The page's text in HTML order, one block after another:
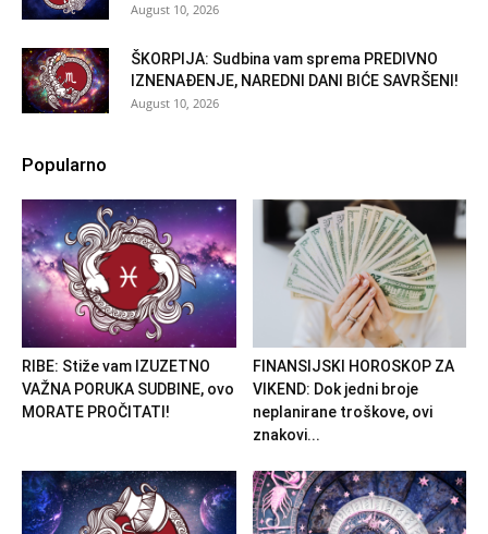
August 10, 2026
ŠKORPIJA: Sudbina vam sprema PREDIVNO
IZNENAĐENJE, NAREDNI DANI BIĆE SAVRŠENI!
August 10, 2026
Popularno
RIBE: Stiže vam IZUZETNO
VAŽNA PORUKA SUDBINE, ovo
MORATE PROČITATI!
FINANSIJSKI HOROSKOP ZA
VIKEND: Dok jedni broje
neplanirane troškove, ovi
znakovi...